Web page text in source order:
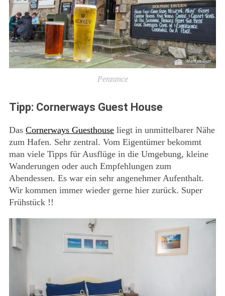
Penzance
Tipp: Cornerways Guest House
Das Cornerways Guesthouseliegt in unmittelbarer Nähe
zum Hafen. Sehr zentral. Vom Eigentümer bekommt
man viele Tipps für Ausflüge in die Umgebung, kleine
Wanderungen oder auch Empfehlungen zum
Abendessen. Es war ein sehr angenehmer Aufenthalt.
Wir kommen immer wieder gerne hier zurück. Super
Frühstück !!